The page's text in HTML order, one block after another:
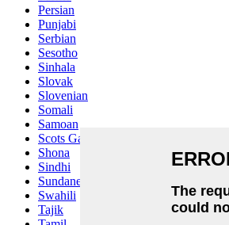
Persian
Punjabi
Serbian
Sesotho
Sinhala
Slovak
Slovenian
Somali
Samoan
Scots Gaelic
Shona
Sindhi
Sundanese
Swahili
Tajik